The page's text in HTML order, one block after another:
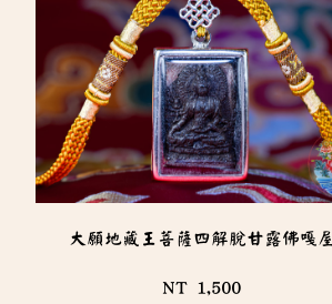
大願地藏王菩薩四解脫甘露佛嘎屋
NT 1,500